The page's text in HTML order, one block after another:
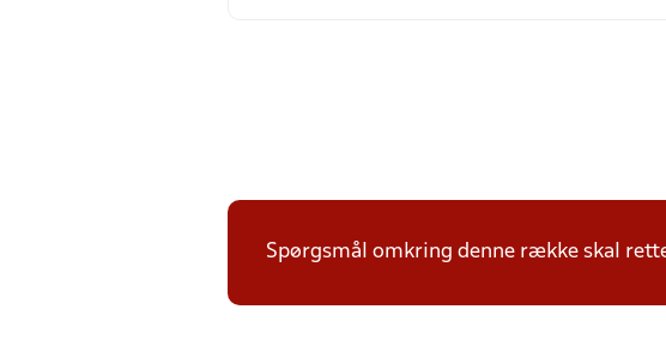
Spørgsmål omkring denne række skal